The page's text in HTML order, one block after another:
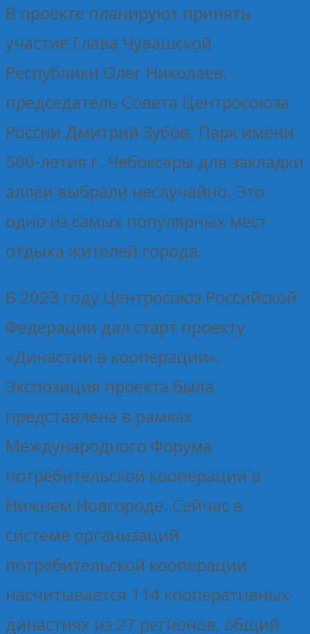
В проекте планируют принять
участие Глава Чувашской
Республики Олег Николаев,
председатель Совета Центросоюза
России Дмитрий Зубов. Парк имени
500-летия г. Чебоксары для закладки
аллеи выбрали неслучайно. Это
одно из самых популярных мест
отдыха жителей города.
В 2023 году Центросоюз Российской
Федерации дал старт проекту
«Династии в кооперации».
Экспозиция проекта была
представлена в рамках
Международного Форума
потребительской кооперации в
Нижнем Новгороде. Сейчас в
системе организаций
потребительской кооперации
насчитывается 114 кооперативных
династиях из 27 регионов, общий